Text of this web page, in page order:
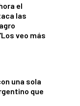
el
las
veo más
una sola
que